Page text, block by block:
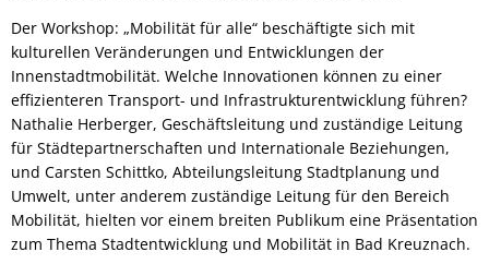
Der Workshop: „Mobilität für alle“ beschäftigte sich mit
kulturellen Veränderungen und Entwicklungen der
Innenstadtmobilität. Welche Innovationen können zu einer
effizienteren Transport- und Infrastrukturentwicklung führen?
Nathalie Herberger, Geschäftsleitung und zuständige Leitung
für Städtepartnerschaften und Internationale Beziehungen,
und Carsten Schittko, Abteilungsleitung Stadtplanung und
Umwelt, unter anderem zuständige Leitung für den Bereich
Mobilität, hielten vor einem breiten Publikum eine Präsentation
zum Thema Stadtentwicklung und Mobilität in Bad Kreuznach.